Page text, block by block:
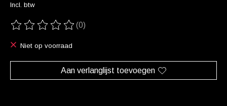
Incl. btw
De beoordeling van dit product is
(0)
Niet op voorraad
Aan verlanglijst toevoegen